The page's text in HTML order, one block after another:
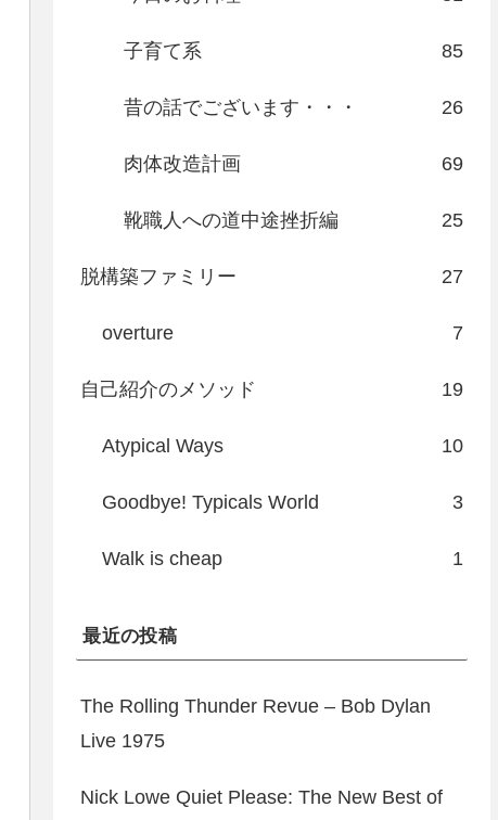
子育て系 85
昔の話でございます・・・ 26
肉体改造計画 69
靴職人への道中途挫折編 25
脱構築ファミリー 27
overture 7
自己紹介のメソッド 19
Atypical Ways 10
Goodbye! Typicals World 3
Walk is cheap 1
最近の投稿
The Rolling Thunder Revue – Bob Dylan
Live 1975
Nick Lowe Quiet Please: The New Best of